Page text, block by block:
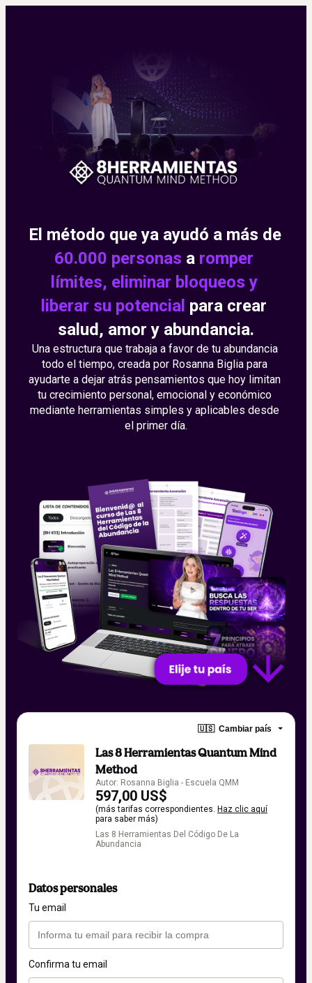
60.000 personas a romper
límites, eliminar bloqueos y
liberar su potencial para crear
salud, amor y abundancia.
Una estructura que trabaja a favor de tu abundancia
todo el tiempo, creada por Rosanna Biglia para
ayudarte a dejar atrás pensamientos que hoy limitan
tu crecimiento personal, emocional y económico
mediante herramientas simples y aplicables desde
el primer día.
🇺🇸 Cambiar país
Las 8 Herramientas Quantum Mind
Method
Autor: Rosanna Biglia - Escuela QMM
597,00 US$
(más tarifas correspondientes. Haz clic aquí
para saber más)
Las 8 Herramientas Del Código De La
Abundancia
Datos personales
Tu email
Confirma tu email